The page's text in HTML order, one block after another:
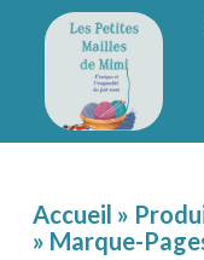
Accueil »
» Marque-